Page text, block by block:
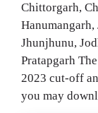
Chittorgarh,
Hanumangarh,
Jhunjhunu,
Pratapgarh
2023 cut-off
you may